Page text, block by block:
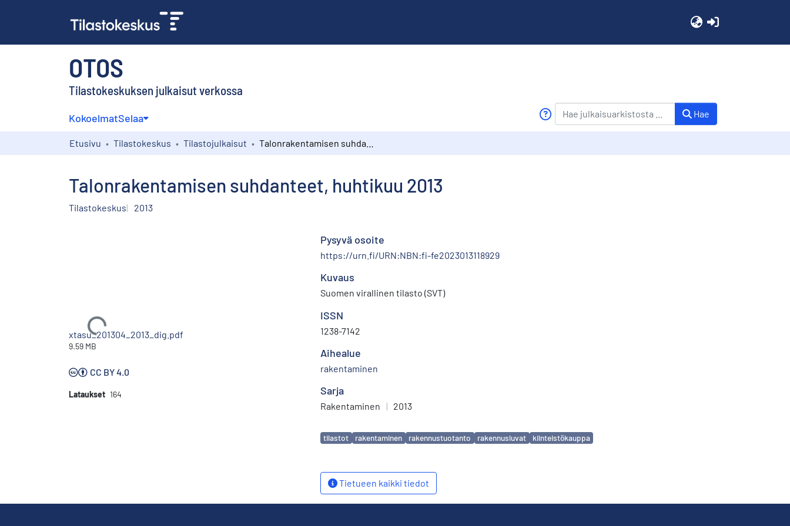
OTOS
Tilastokeskuksen julkaisut verkossa
KokoelmatSelaa Hae
Etusivu Tilastokeskus Tilastojulkaisut
Talonrakentamisen suhdanteet, huhtikuu 2013
Tilastokeskus 2013
Ladataan...
xtasu_201304_2013_dig.pdf
9.59 MB
CC BY 4.0
Lataukset 164
Pysyvä osoite
https://urn.fi/URN:NBN:fi-fe2023013118929
Kuvaus
Suomen virallinen tilasto (SVT)
ISSN
1238-7142
Aihealue
rakentaminen
Sarja
Rakentaminen | 2013
Avainsanat
tilastot rakentaminen rakennustuotanto rakennusluvat kiinteistökauppa
Tietueen kaikki tiedot